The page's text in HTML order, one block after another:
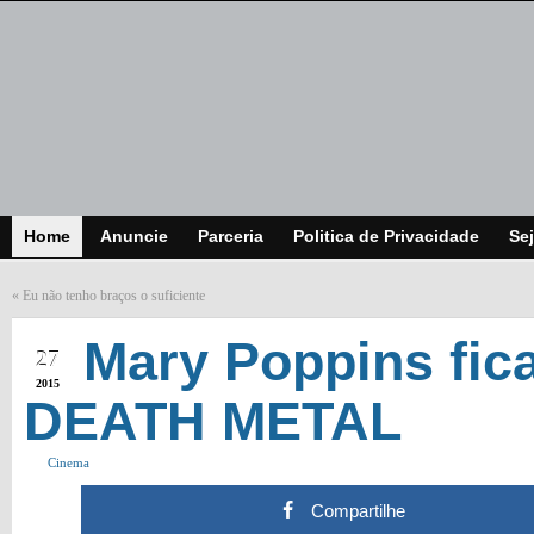
Home Anuncie Parceria Politica de Privacidade
« Eu não tenho braços o suficiente
27
2015
Mary Poppins
DEATH METAL
Cinema
Compartilhe